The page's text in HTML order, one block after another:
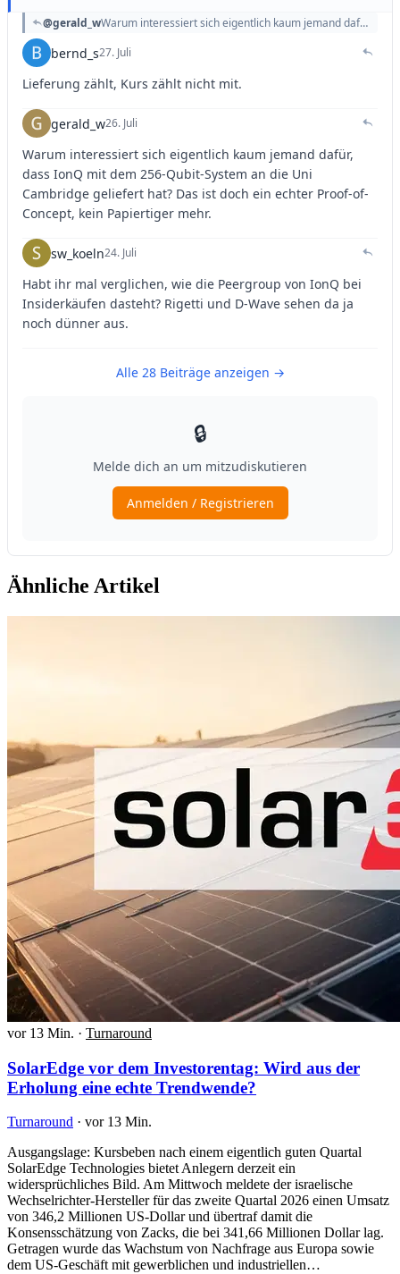
Ähnliche Artikel
vor 13 Min. · Turnaround
SolarEdge vor dem Investorentag: Wird aus der
Erholung eine echte Trendwende?
Turnaround · vor 13 Min.
Ausgangslage: Kursbeben nach einem eigentlich guten Quartal
SolarEdge Technologies bietet Anlegern derzeit ein
widersprüchliches Bild. Am Mittwoch meldete der israelische
Wechselrichter-Hersteller für das zweite Quartal 2026 einen Umsatz
von 346,2 Millionen US-Dollar und übertraf damit die
Konsensschätzung von Zacks, die bei 341,66 Millionen Dollar lag.
Getragen wurde das Wachstum von Nachfrage aus Europa sowie
dem US-Geschäft mit gewerblichen und industriellen…